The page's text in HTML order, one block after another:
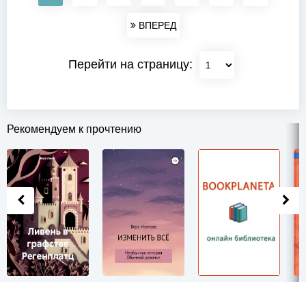
ВПЕРЕД
Перейти на страницу:
Рекомендуем к прочтению